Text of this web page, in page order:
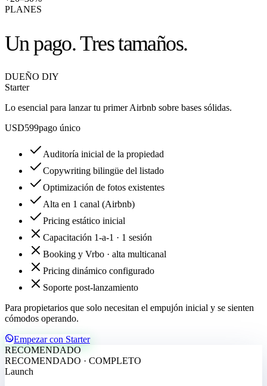
PLANES
Un pago.Tres tamaños.
DUEÑO DIY
Starter
Lo esencial para lanzar tu primer Airbnb sobre bases sólidas.
USD599pago único
Auditoría inicial de la propiedad
Copywriting bilingüe del listado
Optimización de fotos existentes
Alta en 1 canal (Airbnb)
Pricing estático inicial
Capacitación 1-a-1 · 1 sesión
Booking y Vrbo · alta multicanal
Pricing dinámico configurado
Soporte post-lanzamiento
Para propietarios que solo necesitan el empujón inicial y se sienten
cómodos operando.
Empezar con Starter
RECOMENDADO
RECOMENDADO · COMPLETO
Launch